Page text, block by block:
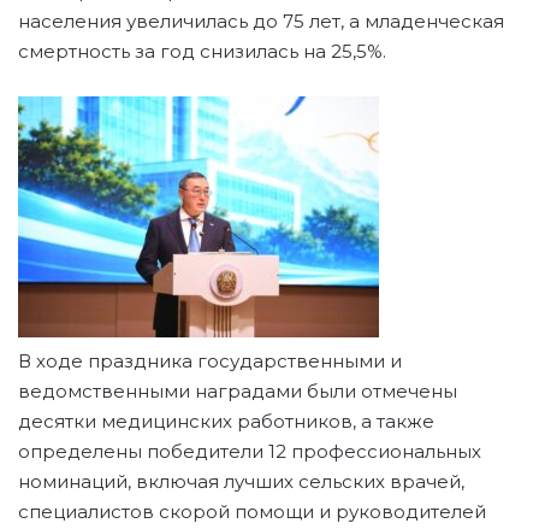
населения увеличилась до 75 лет, а младенческая
смертность за год снизилась на 25,5%.
В ходе праздника государственными и
ведомственными наградами были отмечены
десятки медицинских работников, а также
определены победители 12 профессиональных
номинаций, включая лучших сельских врачей,
специалистов скорой помощи и руководителей